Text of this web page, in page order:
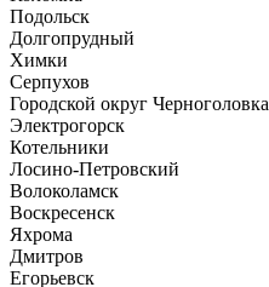
Подольск
Долгопрудный
Химки
Серпухов
Городской округ Черноголовка
Электрогорск
Котельники
Лосино-Петровский
Волоколамск
Воскресенск
Яхрома
Дмитров
Егорьевск